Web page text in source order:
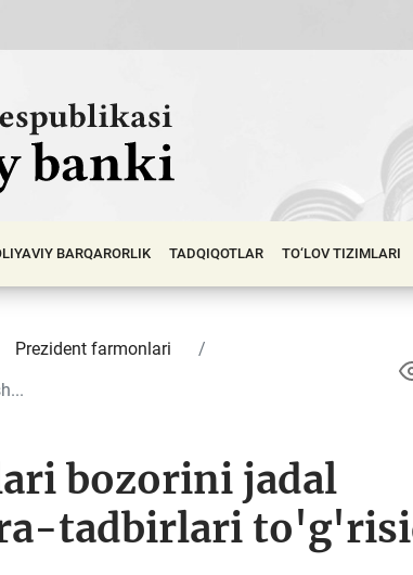
BАRQАRОRLIK TADQIQOTLAR TO‘LOV TIZIMLARI
Prezident farmonlari
bozorini jadal
tadbirlari